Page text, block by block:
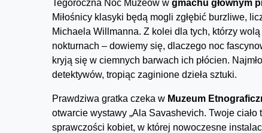
Tegoroczna Noc Muzeów w gmachu głównym
Miłośnicy klasyki będą mogli zgłębić burzliwe,
Michaela Willmanna. Z kolei dla tych, którzy
nokturnach – dowiemy się, dlaczego noc
kryją się w ciemnych barwach ich płócien.
detektywów, tropiąc zaginione dzieła sztuki.
Prawdziwa gratka czeka w Muzeum
otwarcie wystawy „Ala Savashevich. Twoje
sprawczości kobiet, w której nowoczesne